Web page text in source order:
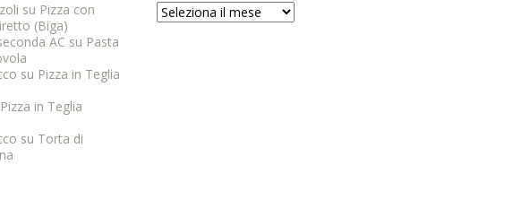
su Pizza con
(Biga)
AC su Pasta
su Pizza in Teglia
Pizza in Teglia
su Torta di